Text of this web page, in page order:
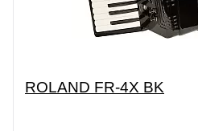
ROLAND FR-4X BK